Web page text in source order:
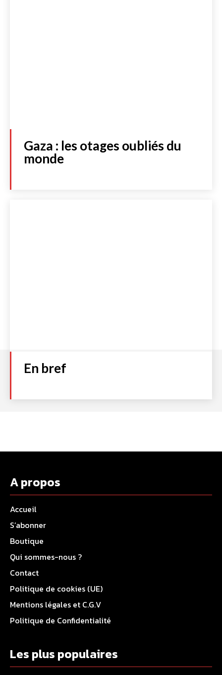
Gaza : les otages oubliés du
monde
En bref
A propos
Accueil
S’abonner
Boutique
Qui sommes-nous ?
Contact
Politique de cookies (UE)
Mentions légales et C.G.V
Politique de Confidentialité
Les plus populaires